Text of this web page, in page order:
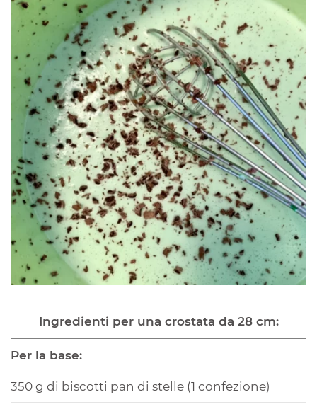
Ingredienti per una crostata da 28 cm:
Per la base:
350 g di biscotti pan di stelle (1 confezione)